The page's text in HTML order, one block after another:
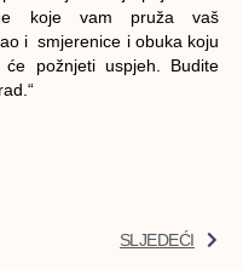
koje vam pruža vaš
i smjerenice i obuka koju
požnjeti uspjeh. Budite
SLJEDEĆI